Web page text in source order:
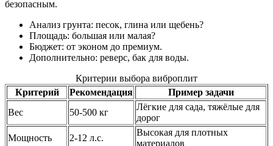
безопасным.
Анализ грунта: песок, глина или щебень?
Площадь: большая или малая?
Бюджет: от эконом до премиум.
Дополнительно: реверс, бак для воды.
Критерии выбора виброплит
Критерий
Рекомендация
Пример задачи
Вес
50-500 кг
Лёгкие для сада, тяжёлые для
дорог
Мощность
2-12 л.с.
Высокая для плотных
материалов